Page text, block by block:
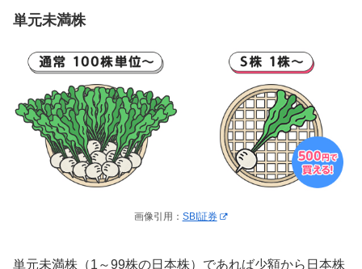
単元未満株
画像引用： SBI証券
単元未満株（1～99株の日本株）であれば少額から日本株